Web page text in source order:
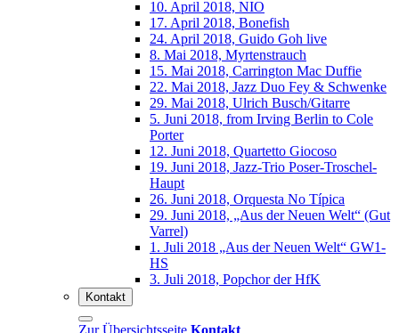
10. April 2018, NIO
17. April 2018, Bonefish
24. April 2018, Guido Goh live
8. Mai 2018, Myrtenstrauch
15. Mai 2018, Carrington Mac Duffie
22. Mai 2018, Jazz Duo Fey & Schwenke
29. Mai 2018, Ulrich Busch/Gitarre
5. Juni 2018, from Irving Berlin to Cole
Porter
12. Juni 2018, Quartetto Giocoso
19. Juni 2018, Jazz-Trio Poser-Troschel-
Haupt
26. Juni 2018, Orquesta No Típica
29. Juni 2018, „Aus der Neuen Welt“ (Gut
Varrel)
1. Juli 2018 „Aus der Neuen Welt“ GW1-
HS
3. Juli 2018, Popchor der HfK
Kontakt
Zur Übersichtsseite Kontakt